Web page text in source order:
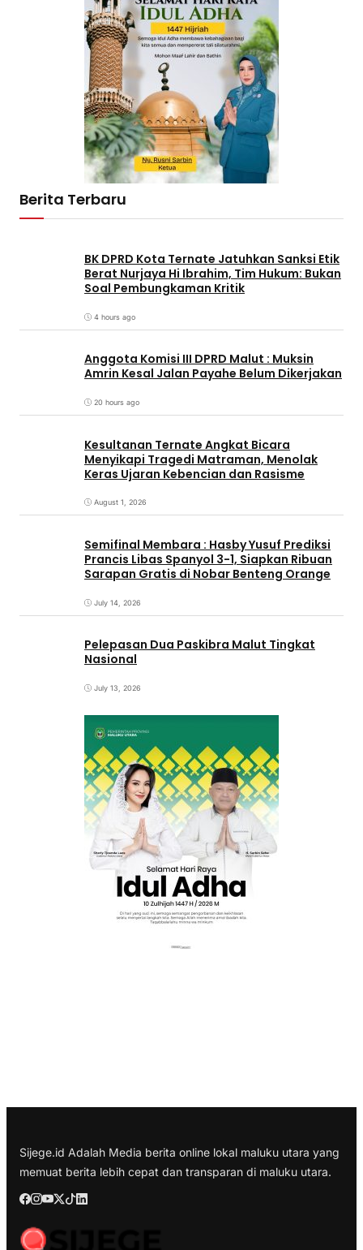
Berita Terbaru
BK DPRD Kota Ternate Jatuhkan Sanksi Etik
Berat Nurjaya Hi Ibrahim, Tim Hukum: Bukan
Soal Pembungkaman Kritik
4 hours ago
Anggota Komisi III DPRD Malut : Muksin
Amrin Kesal Jalan Payahe Belum Dikerjakan
20 hours ago
Kesultanan Ternate Angkat Bicara
Menyikapi Tragedi Matraman, Menolak
Keras Ujaran Kebencian dan Rasisme
August 1, 2026
Semifinal Membara : Hasby Yusuf Prediksi
Prancis Libas Spanyol 3-1, Siapkan Ribuan
Sarapan Gratis di Nobar Benteng Orange
July 14, 2026
Pelepasan Dua Paskibra Malut Tingkat
Nasional
July 13, 2026
Sijege.id Adalah Media berita online lokal maluku utara yang
memuat berita lebih cepat dan transparan di maluku utara.